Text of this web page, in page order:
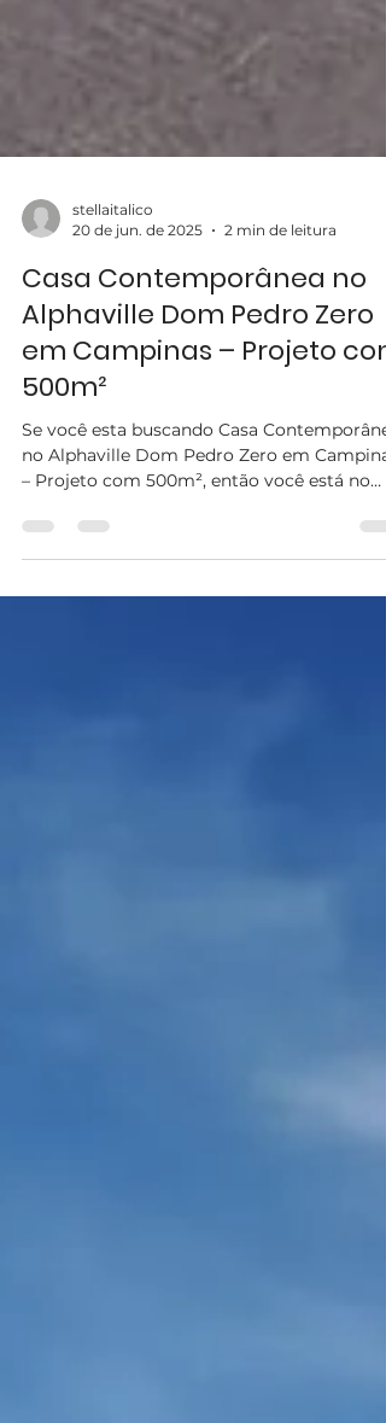
stellaitalico
20 de jun. de 2025
2 min de leitura
Casa Contemporânea no
Alphaville Dom Pedro Zero
em Campinas – Projeto com
500m²
Se você esta buscando Casa
– Projeto com 500m², então você está no
melhor site!...